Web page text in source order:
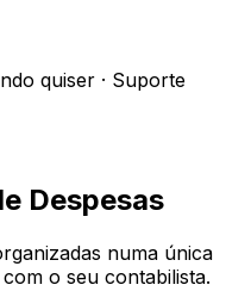
quiser · Suporte
Despesas
numa única
o seu contabilista.